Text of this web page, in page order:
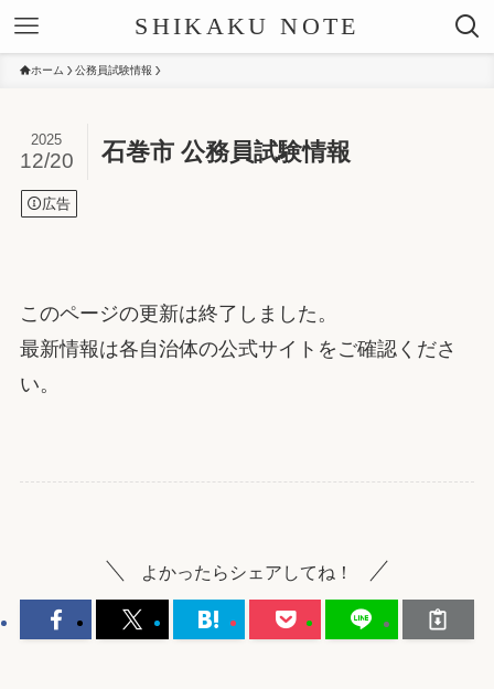
SHIKAKU NOTE
ホーム 公務員試験情報
石巻市 公務員試験情報
2025
12/20
広告
このページの更新は終了しました。
最新情報は各自治体の公式サイトをご確認くださ
い。
よかったらシェアしてね！